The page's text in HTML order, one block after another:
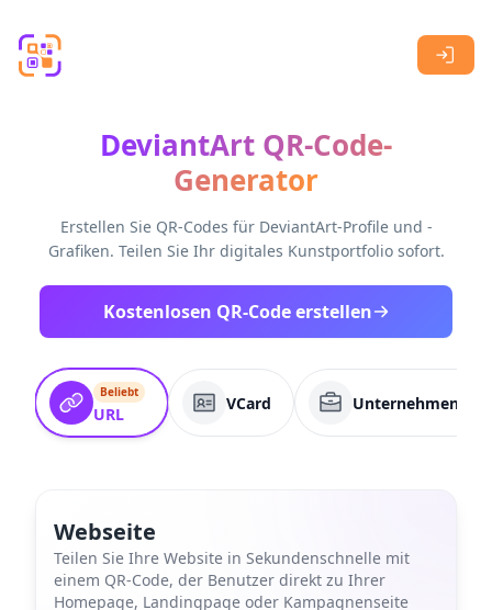
DeviantArt QR-Code-
Generator
Erstellen Sie QR-Codes für DeviantArt-Profile und -
Grafiken. Teilen Sie Ihr digitales Kunstportfolio sofort.
Kostenlosen QR-Code erstellen
Beliebt
URL
VCard
Webseite
Teilen Sie Ihre Website in Sekundenschnelle mit
einem QR-Code, der Benutzer direkt zu Ihrer
Homepage, Landingpage oder Kampagnenseite